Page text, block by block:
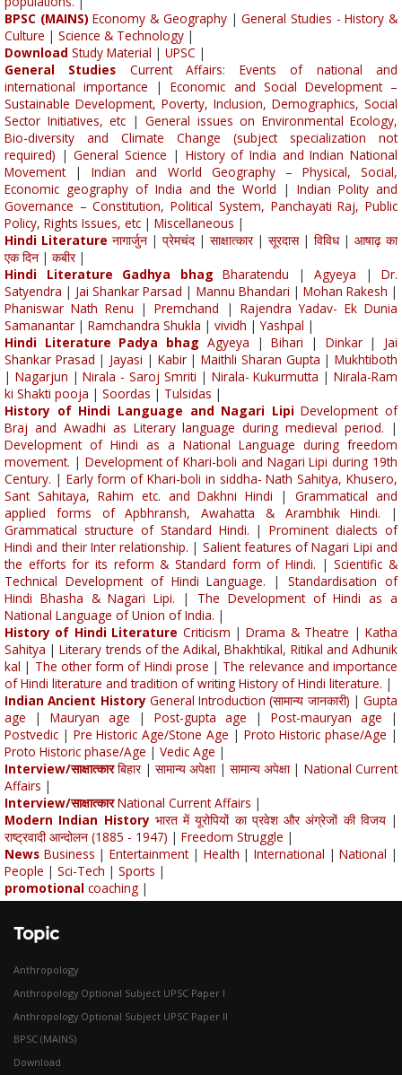
BPSC (MAINS) Economy & Geography|General Studies - History &
Culture | Science & Technology |
Download Study Material | UPSC |
General Studies
Current Affairs: Events of national and
international importance |Economic and Social Development –
Sustainable Development, Poverty, Inclusion, Demographics, Social
Sector Initiatives, etc | General issues on Environmental Ecology,
Bio-diversity and Climate Change (subject specialization not
required) |General Science | History of India and Indian National
Movement|Indian and World Geography – Physical, Social,
Economic geography of India and the World |Indian Polity and
Governance – Constitution, Political System, Panchayati Raj, Public
Policy, Rights Issues, etc | Miscellaneous |
Hindi Literature नागार्जुन | प्रेमचंद | साक्षात्कार| सूरदास| विविध| आषाढ़ का
एक दिन | कबीर|
Hindi Literature Gadhya bhag Bharatendu | Agyeya | Dr.
Satyendra | Jai Shankar Parsad | Mannu Bhandari | Mohan Rakesh |
Phaniswar Nath Renu |Premchand | Rajendra Yadav- Ek Dunia
Samanantar | Ramchandra Shukla | vividh |Yashpal |
Hindi Literature Padya bhag Agyeya |Bihari | Dinkar| Jai
Shankar Prasad | Jayasi | Kabir|Maithli Sharan Gupta |Mukhtiboth
| Nagarjun |Nirala - Saroj Smriti | Nirala- Kukurmutta |Nirala-Ram
ki Shakti pooja | Soordas | Tulsidas |
History of Hindi Language and Nagari Lipi Development of
Braj and Awadhi as Literary language during medieval period. |
Development of Hindi as a National Language during freedom
movement. | Development of Khari-boli and Nagari Lipi during 19th
Century. | Early form of Khari-boli in siddha- Nath Sahitya, Khusero,
Sant Sahitaya, Rahim etc. and Dakhni Hindi |Grammatical and
applied forms of Apbhransh, Awahatta & Arambhik Hindi. |
Grammatical structure of Standard Hindi. |Prominent dialects of
Hindi and their Inter relationship. | Salient features of Nagari Lipi and
the efforts for its reform & Standard form of Hindi. |Scientific &
Technical Development of Hindi Language. |Standardisation of
Hindi Bhasha & Nagari Lipi. | The Development of Hindi as a
National Language of Union of India. |
History of Hindi Literature Criticism |Drama & Theatre |Katha
Sahitya |Literary trends of the Adikal, Bhakhtikal, Ritikal and Adhunik
kal | The other form of Hindi prose | The relevance and importance
of Hindi literature and tradition of writing History of Hindi literature. |
Indian Ancient History General Introduction (सामान्य जानकारी) | Gupta
age | Mauryan age | Post-gupta age | Post-mauryan age |
Postvedic | Pre Historic Age/Stone Age | Proto Historic phase/Age |
Proto Historic phase/Age | Vedic Age |
Interview/साक्षात्कार बिहार | सामान्य अपेक्षा | सामान्य अपेक्षा | National Current
Affairs |
Interview/साक्षात्कार National Current Affairs |
Modern Indian History भारत में यूरोपियों का प्रवेश और अंग्रेजों की विजय|
राष्ट्रवादी आन्दोलन (1885 - 1947) | Freedom Struggle |
News Business |Entertainment| Health | International |National |
People | Sci-Tech | Sports |
promotional coaching |
Topic
Anthropology
Anthropology Optional Subject UPSC Paper I
Anthropology Optional Subject UPSC Paper II
BPSC (MAINS)
Download